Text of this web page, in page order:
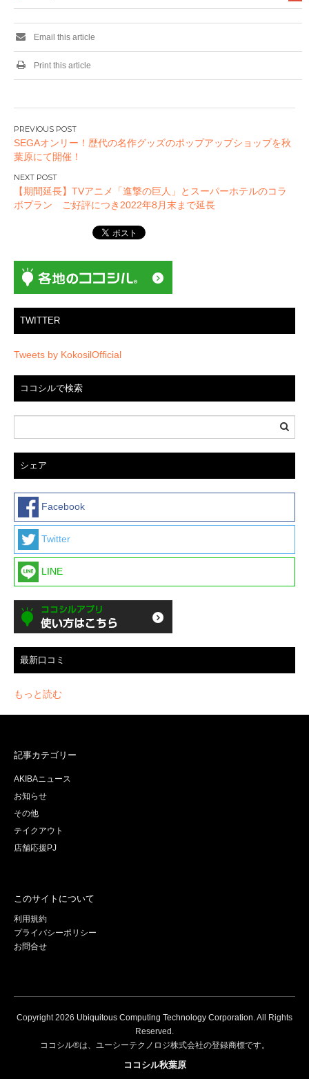
Email this article
Print this article
投
稿
ナ
ビ
ゲ
ン
SEGAオンリー！歴代の名作グッズのポップアップショップを秋
葉原にて開催！
【期間延長】TVアニメ「進撃の巨人」とスーパーホテルのコラ
ボプラン ご好評につき2022年8月末まで延長
TWITTER
Tweets by KokosilOfficial
ココシルで検索
シェア
Facebook
Twitter
LINE
最新口コミ
もっと読む
記事カテゴリー
AKIBAニュース
お知らせ
その他
テイクアウト
店舗応援PJ
このサイトについて
利用規約
プライバシーポリシー
お問合せ
Copyright2026 Ubiquitous Computing Technology Corporation . All Rights
Reserved.
ココシル®は、ユーシーテクノロジ株式会社の登録商標です。
ココシル秋葉原